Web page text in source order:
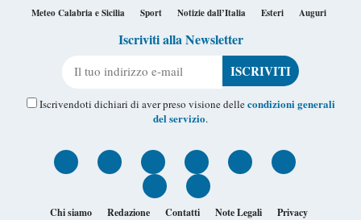
Meteo Calabria e Sicilia
Sport Notizie dall’Italia Esteri Auguri
Iscriviti alla Newsletter
Iscrivendoti dichiari di aver preso visione dellecondizioni generali
del servizio.
Chi siamo Redazione Contatti Note Legali Privacy